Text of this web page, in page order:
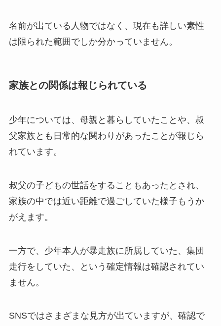
名前が出ている人物ではなく、現在も詳しい素性
は限られた範囲でしか分かっていません。
家族との関係は報じられている
少年については、母親と暮らしていたことや、叔
父家族とも日常的な関わりがあったことが報じら
れています。
叔父の子どもの世話をすることもあったとされ、
家族の中では近い距離で過ごしていた様子もうか
がえます。
一方で、少年本人が暴走族に所属していた、集団
走行をしていた、という確定情報は確認されてい
ません。
SNSではさまざまな見方が出ていますが、確認で